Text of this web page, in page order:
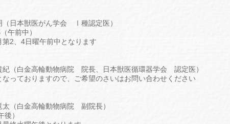
日本獣医がん学会 Ⅰ種認定医）
午前中）
2、4日曜午前中となります
（白金高輪動物病院 院長、日本獣医循環器学会 認定医）
なっておりますので、ご希望のさいはお問い合わせください
（白金高輪動物病院 副院長）
）